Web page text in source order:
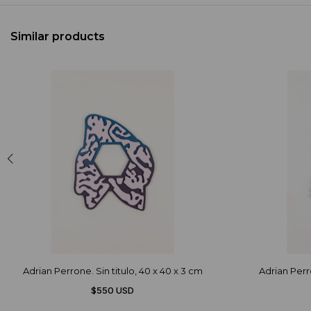
Similar products
Adrian Perrone. Sin titulo, 40 x 40 x 3 cm
$550 USD
Adrian